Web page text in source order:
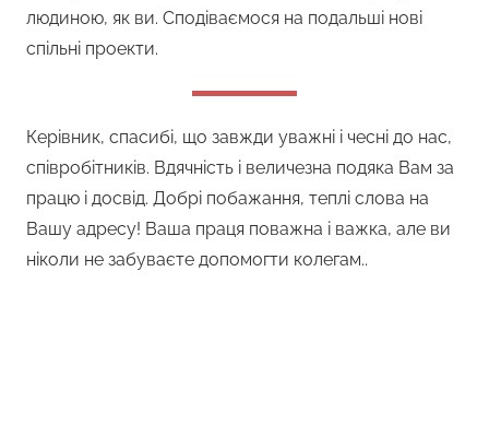
людиною, як ви. Сподіваємося на подальші нові
спільні проекти.
Керівник, спасибі, що завжди уважні і чесні до нас,
співробітників. Вдячність і величезна подяка Вам за
працю і досвід. Добрі побажання, теплі слова на
Вашу адресу! Ваша праця поважна і важка, але ви
ніколи не забуваєте допомогти колегам..